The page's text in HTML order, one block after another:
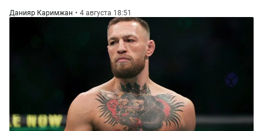
Данияр Каримжан 4 августа 18:51